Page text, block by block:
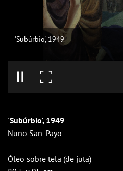
'Subúrbio', 1949
'Subúrbio', 1949
Nuno San-Payo
Óleo sobre tela (de juta)